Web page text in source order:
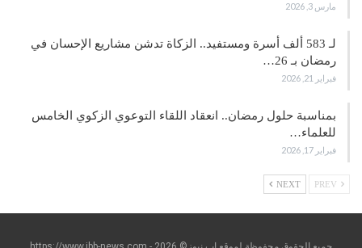
مارس 3, 2026
لـ 583 ألف أسرة ومستفيد.. الزكاة تدشن مشاريع الإحسان في
رمضان بـ 26…
فبراير 21, 2026
بمناسبة حلول رمضان.. انعقاد اللقاء التوعوي الزكوي الخامس
للعلماء…
فبراير 17, 2026
NEXT